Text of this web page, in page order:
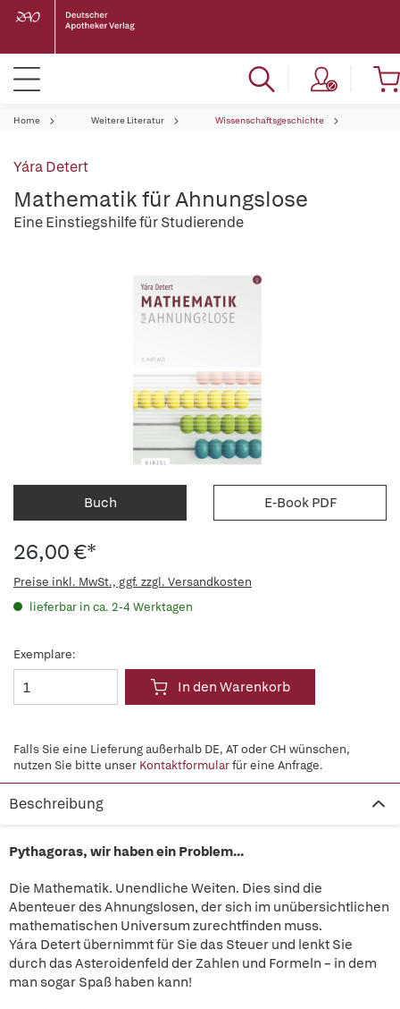
Home Weitere Literatur Wissenschaftsgeschichte
Yára Detert
Mathematik für Ahnungslose
Eine Einstiegshilfe für Studierende
Buch E-Book PDF
26,00 €*
Preise inkl. MwSt., ggf. zzgl. Versandkosten
lieferbar in ca. 2-4 Werktagen
Exemplare:
In den Warenkorb
Falls Sie eine Lieferung außerhalb DE, AT oder CH wünschen,
nutzen Sie bitte unser Kontaktformularfür eine Anfrage.
Beschreibung
Pythagoras, wir haben ein Problem…
Die Mathematik. Unendliche Weiten. Dies sind die
Abenteuer des Ahnungslosen, der sich im unübersichtlichen
mathematischen Universum zurechtfinden muss.
Yára Detert übernimmt für Sie das Steuer und lenkt Sie
durch das Asteroidenfeld der Zahlen und Formeln – in dem
man sogar Spaß haben kann!